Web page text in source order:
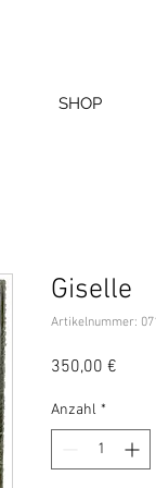
Giselle
Artikelnummer:
350,00 €
Anzahl *
SHOP